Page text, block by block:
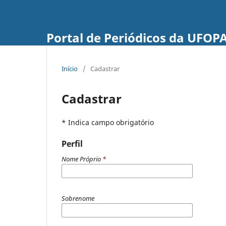
Portal de Periódicos da
Início / Cadastrar
Cadastrar
* Indica campo obrigatório
Perfil
Nome Próprio *
Sobrenome